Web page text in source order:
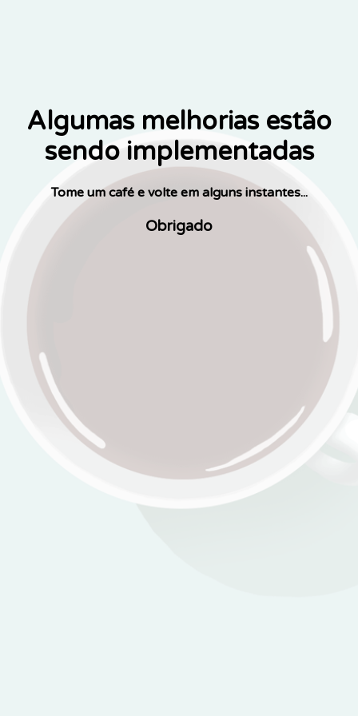
Algumas melhorias estão
sendo implementadas
Tome um café e volte em alguns instantes...
Obrigado